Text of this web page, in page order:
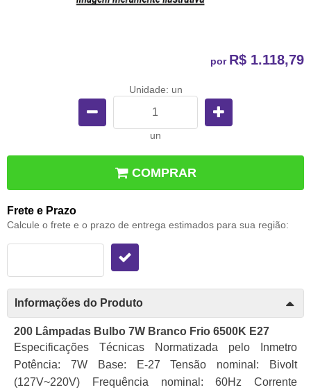
por R$ 1.118,79
Unidade: un
un
COMPRAR
Frete e Prazo
Calcule o frete e o prazo de entrega estimados para sua região:
Informações do Produto
200 Lâmpadas Bulbo 7W Branco Frio 6500K E27
Especificações Técnicas Normatizada pelo Inmetro
Potência: 7W Base: E-27 Tensão nominal: Bivolt
(127V~220V) Frequência nominal: 60Hz Corrente